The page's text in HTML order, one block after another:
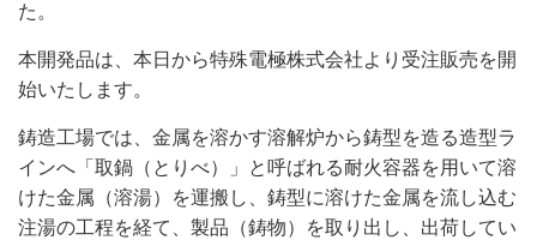
た。
本開発品は、本日から特殊電極株式会社より受注販売を開
始いたします。
鋳造工場では、金属を溶かす溶解炉から鋳型を造る造型ラ
インへ「取鍋（とりべ）」と呼ばれる耐火容器を用いて溶
けた金属（溶湯）を運搬し、鋳型に溶けた金属を流し込む
注湯の工程を経て、製品（鋳物）を取り出し、出荷してい